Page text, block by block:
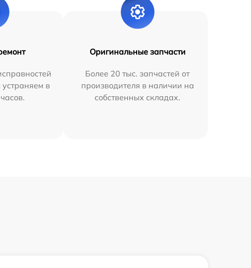
в
Оригинальные запчасти
Более 20 тыс. запчастей от
производителя в наличии на
собственных складах.